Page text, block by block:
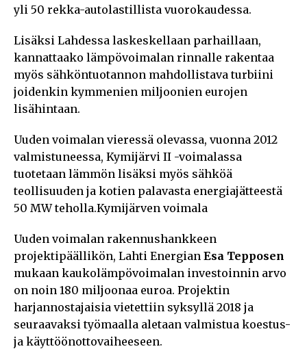
yli 50 rekka-autolastillista vuorokaudessa.
Lisäksi Lahdessa laskeskellaan parhaillaan,
kannattaako lämpövoimalan rinnalle rakentaa
myös sähköntuotannon mahdollistava turbiini
joidenkin kymmenien miljoonien eurojen
lisähintaan.
Uuden voimalan vieressä olevassa, vuonna 2012
valmistuneessa, Kymijärvi II -voimalassa
tuotetaan lämmön lisäksi myös sähköä
teollisuuden ja kotien palavasta energiajätteestä
50 MW teholla.Kymijärven voimala
Uuden voimalan rakennushankkeen
projektipäällikön, Lahti Energian Esa Tepposen
mukaan kaukolämpövoimalan investoinnin arvo
on noin 180 miljoonaa euroa. Projektin
harjannostajaisia vietettiin syksyllä 2018 ja
seuraavaksi työmaalla aletaan valmistua koestus-
ja käyttöönottovaiheeseen.